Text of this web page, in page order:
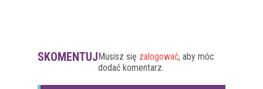
SKOMENTUJ Musisz się zalogować, aby móc
dodać komentarz.